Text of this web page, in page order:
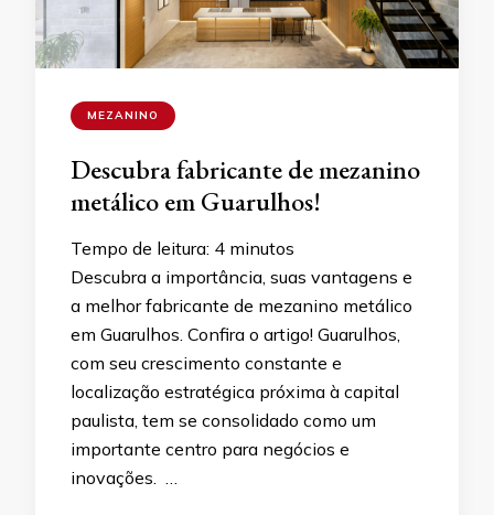
MEZANINO
Descubra fabricante de mezanino
metálico em Guarulhos!
Tempo de leitura: 4 minutos
Descubra a importância, suas vantagens e
a melhor fabricante de mezanino metálico
em Guarulhos. Confira o artigo! Guarulhos,
com seu crescimento constante e
localização estratégica próxima à capital
paulista, tem se consolidado como um
importante centro para negócios e
inovações. …